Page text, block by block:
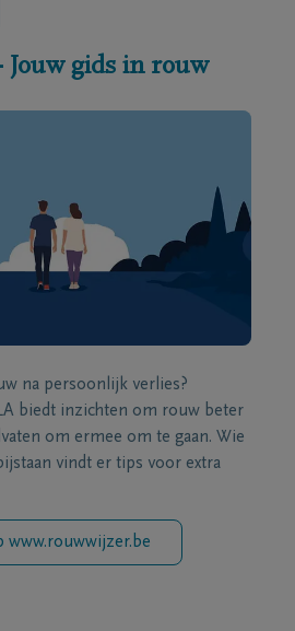
gids in rouw
na persoonlijk verlies?
biedt inzichten om rouw beter
om ermee om te gaan. Wie
vindt er tips voor extra
www.rouwwijzer.be